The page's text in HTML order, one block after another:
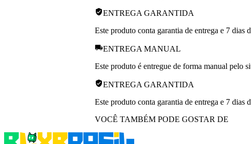
ENTREGA GARANTIDA
Este produto conta garantia de entrega e 7 dias
ENTREGA MANUAL
Este produto é entregue de forma manual pelo
ENTREGA GARANTIDA
Este produto conta garantia de entrega e 7 dias
VOCÊ TAMBÉM PODE GOSTAR DE